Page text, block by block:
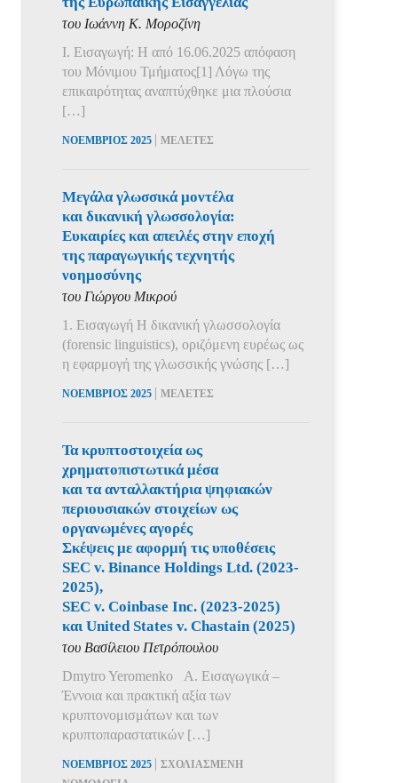
του Ιωάννη Κ. Μοροζίνη
Ι. Εισαγωγή: Η από 16.06.2025 απόφαση
του Μόνιμου Τμήματος[1] Λόγω της
επικαιρότητας αναπτύχθηκε μια πλούσια
[…]
ΝΟΕΜΒΡΙΟΣ 2025 | ΜΕΛΕΤΕΣ
Μεγάλα γλωσσικά μοντέλα
και δικανική γλωσσολογία:
Ευκαιρίες και απειλές στην εποχή
της παραγωγικής τεχνητής
νοημοσύνης
του Γιώργου Μικρού
1. Εισαγωγή Η δικανική γλωσσολογία
(forensic linguistics), οριζόμενη ευρέως ως
η εφαρμογή της γλωσσικής γνώσης […]
ΝΟΕΜΒΡΙΟΣ 2025 | ΜΕΛΕΤΕΣ
Τα κρυπτοστοιχεία ως
χρηματοπιστωτικά μέσα
και τα ανταλλακτήρια ψηφιακών
περιουσιακών στοιχείων ως
οργανωμένες αγορές
Σκέψεις με αφορμή τις υποθέσεις
SEC v. Binance Holdings Ltd. (2023-
2025),
SEC v. Coinbase Inc. (2023-2025)
και United States v. Chastain (2025)
του Βασίλειου Πετρόπουλου
Dmytro Yeromenko Α. Εισαγωγικά –
Έννοια και πρακτική αξία των
κρυπτονομισμάτων και των
κρυπτοπαραστατικών […]
ΝΟΕΜΒΡΙΟΣ 2025 | ΣΧΟΛΙΑΣΜΕΝΗ